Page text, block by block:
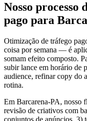
Nosso processo
pago para
Otimização de tráfego
coisa por semana — é
somam efeito composto.
subir lance em horário de
audience, refinar copy do
rotina.
Em Barcarena-PA, nosso
revisão de criativos com